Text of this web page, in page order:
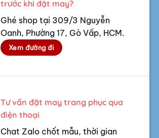
trước khi đặt may?
Ghé shop tại 309/3 Nguyễn
Oanh, Phường 17, Gò Vấp, HCM.
Xem đường đi
Tư vấn đặt may trang phục qua
điện thoại
Chat Zalo chốt mẫu, thời gian